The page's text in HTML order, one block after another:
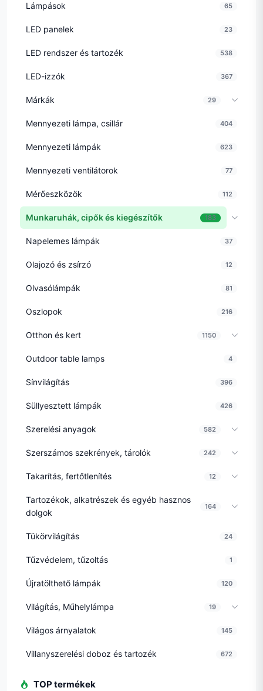
Lámpások 65
LED panelek 23
LED rendszer és tartozék 538
LED-izzók 367
Márkák 29
Mennyezeti lámpa, csillár 404
Mennyezeti lámpák 623
Mennyezeti ventilátorok 77
Mérőeszközök 112
Munkaruhák, cipők és kiegészítők 183
Napelemes lámpák 37
Olajozó és zsírzó 12
Olvasólámpák 81
Oszlopok 216
Otthon és kert 1150
Outdoor table lamps 4
Sínvilágítás 396
Süllyesztett lámpák 426
Szerelési anyagok 582
Szerszámos szekrények, tárolók 242
Takarítás, fertőtlenítés 12
Tartozékok, alkatrészek és egyéb hasznos
dolgok
164
Tükörvilágítás 24
Tűzvédelem, tűzoltás 1
Újratölthető lámpák 120
Világítás, Műhelylámpa 19
Világos árnyalatok 145
Villanyszerelési doboz és tartozék 672
TOP termékek